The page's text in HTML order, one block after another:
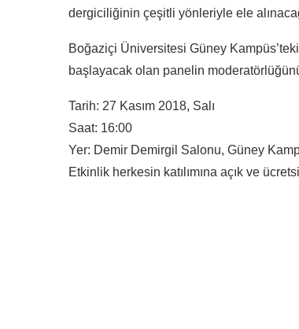
dergiciliğinin çeşitli yönleriyle ele
Boğaziçi Üniversitesi Güney
başlayacak olan panelin
Tarih: 27 Kasım 2018, Salı
Saat: 16:00
Yer: Demir Demirgil Salonu, Güney
Etkinlik herkesin katılımına açık ve